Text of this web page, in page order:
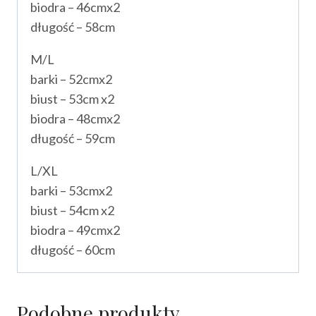
biodra – 46cmx2
długość – 58cm
M/L
barki – 52cmx2
biust – 53cm x2
biodra – 48cmx2
długość – 59cm
L/XL
barki – 53cmx2
biust – 54cm x2
biodra – 49cmx2
długość – 60cm